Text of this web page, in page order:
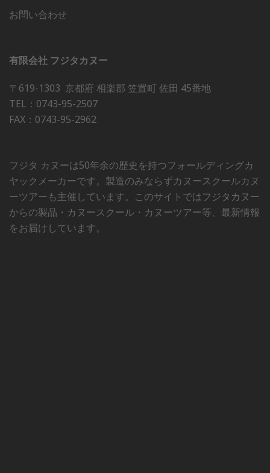
お問い合わせ
有限会社 フジタカヌー
〒619-1303 京都府 相楽郡 笠置町 佐田 45番地
TEL：0743-95-2507
FAX：0743-95-2962
フジタ カヌーは50年余の歴史を持つフォールディングカ
ヤックメーカーです。製造のみならずカヌースクールカヌ
ーツアーも主催しています。このサイトではフジタカヌー
からの製品・カヌースクール・カヌーツアー等、最新情報
をお届けしています。